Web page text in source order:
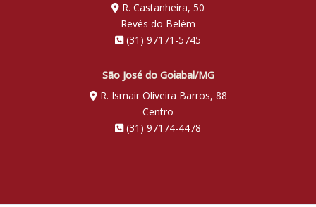
R. Castanheira, 50
Revés do Belém
(31) 97171-5745
São José do Goiabal/MG
R. Ismair Oliveira Barros, 88
Centro
(31) 97174-4478